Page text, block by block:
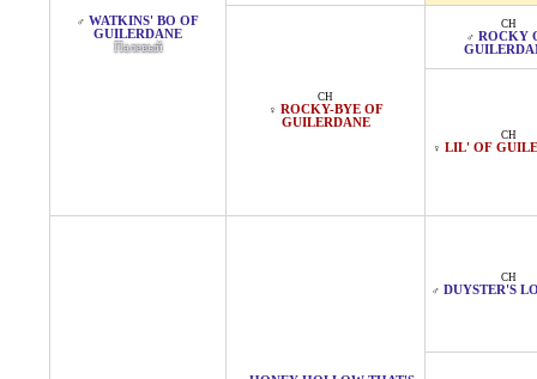
♂ WATKINS' BO OF
GUILERDANE
Палевый
CH
♀ ROCKY-BYE OF
GUILERDANE
CH
♂ ROCKY
CH
♀ LIL' OF
CH
♂ DUYSTER'S